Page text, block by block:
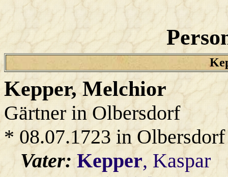
Kepper, Melchior
Gärtner in Olbersdorf
* 08.07.1723 in Olbersdorf
Vater:Kepper, Kaspar